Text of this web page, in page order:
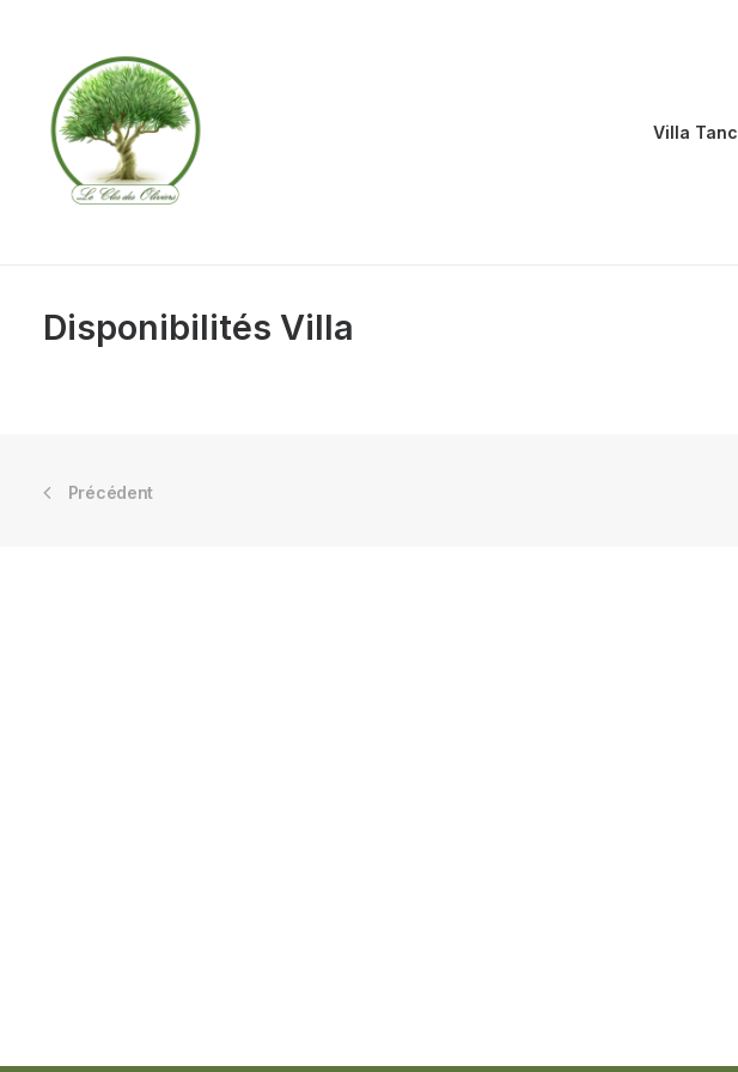
Villa
Disponibilités Villa
Précédent